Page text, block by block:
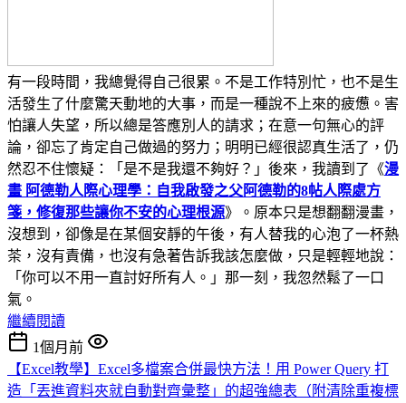
有一段時間，我總覺得自己很累。不是工作特別忙，也不是生
活發生了什麼驚天動地的大事，而是一種說不上來的疲憊。害
怕讓人失望，所以總是答應別人的請求；在意一句無心的評
論，卻忘了肯定自己做過的努力；明明已經很認真生活了，仍
然忍不住懷疑：「是不是我還不夠好？」後來，我讀到了《漫
畫 阿德勒人際心理學：自我啟發之父阿德勒的8帖人際處方
箋，修復那些讓你不安的心理根源》。原本只是想翻翻漫畫，
沒想到，卻像是在某個安靜的午後，有人替我的心泡了一杯熱
茶，沒有責備，也沒有急著告訴我該怎麼做，只是輕輕地說：
「你可以不用一直討好所有人。」那一刻，我忽然鬆了一口
氣。
繼續閱讀
1個月前
【Excel教學】Excel多檔案合併最快方法！用 Power Query 打
造「丟進資料夾就自動對齊彙整」的超強總表（附清除重複標